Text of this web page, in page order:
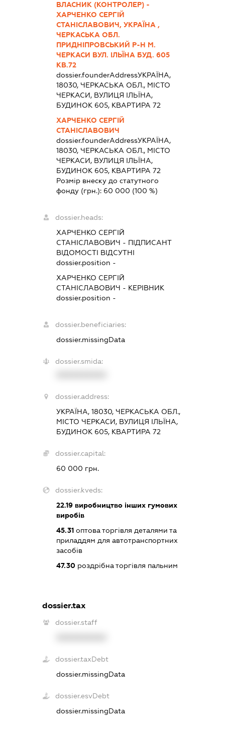
ВЛАСНИК (КОНТРОЛЕР) -
ХАРЧЕНКО СЕРГІЙ
СТАНІСЛАВОВИЧ, УКРАЇНА ,
ЧЕРКАСЬКА ОБЛ.
ПРИДНІПРОВСЬКИЙ Р-Н М.
ЧЕРКАСИ ВУЛ. ІЛЬЇНА БУД. 605
КВ.72
dossier.founderAddressУКРАЇНА,
18030, ЧЕРКАСЬКА ОБЛ., МІСТО
ЧЕРКАСИ, ВУЛИЦЯ ІЛЬЇНА,
БУДИНОК 605, КВАРТИРА 72
ХАРЧЕНКО СЕРГІЙ
СТАНІСЛАВОВИЧ
dossier.founderAddressУКРАЇНА,
18030, ЧЕРКАСЬКА ОБЛ., МІСТО
ЧЕРКАСИ, ВУЛИЦЯ ІЛЬЇНА,
БУДИНОК 605, КВАРТИРА 72
Розмір внеску до статутного
фонду (грн.): 60 000 (100 %)
dossier.heads:
ХАРЧЕНКО СЕРГІЙ
СТАНІСЛАВОВИЧ - ПІДПИСАНТ
ВІДОМОСТІ ВІДСУТНІ
dossier.position -
ХАРЧЕНКО СЕРГІЙ
СТАНІСЛАВОВИЧ - КЕРІВНИК
dossier.position -
dossier.beneficiaries:
dossier.missingData
dossier.smida:
dossier.address:
УКРАЇНА, 18030, ЧЕРКАСЬКА ОБЛ.,
МІСТО ЧЕРКАСИ, ВУЛИЦЯ ІЛЬЇНА,
БУДИНОК 605, КВАРТИРА 72
dossier.capital:
60 000 грн.
dossier.kveds:
22.19 виробництво інших гумових
виробів
45.31 оптова торгівля деталями та
приладдям для автотранспортних
засобів
47.30 роздрібна торгівля пальним
dossier.tax
dossier.staff
dossier.taxDebt
dossier.missingData
dossier.esvDebt
dossier.missingData